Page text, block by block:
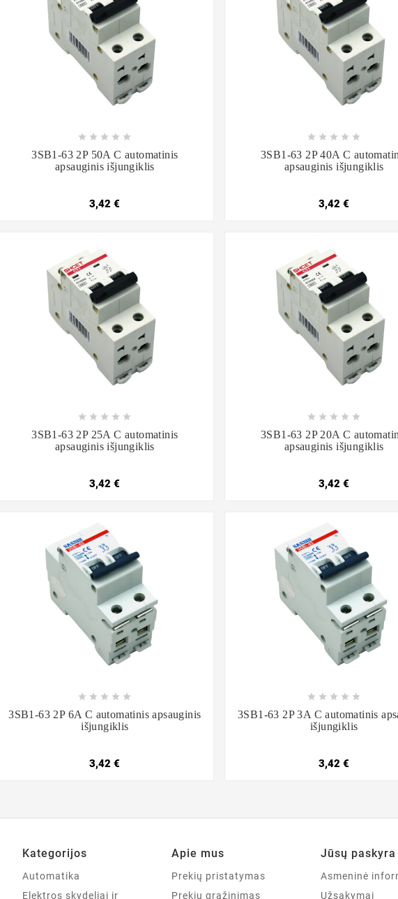
 
    
3SB1-63 2P 50A C automatinis
apsauginis išjungiklis
3,42 €
 
    
3SB1-63 2P 40A C
apsauginis išjungiklis
3,42 €
    
3SB1-63 2P 25A C automatinis
apsauginis išjungiklis
3,42 €
    
3SB1-63 2P 20A C
apsauginis išjungiklis
3,42 €
    
3SB1-63 2P 6A C automatinis apsauginis
išjungiklis
3,42 €
    
3SB1-63 2P 3A C automatinis
išjungiklis
3,42 €
Kategorijos
Automatika
Elektros skydeliai ir
Apie mus
Prekių pristatymas
Prekių grąžinimas
Jūsų paskyra
Asmeninė
Užsakymai